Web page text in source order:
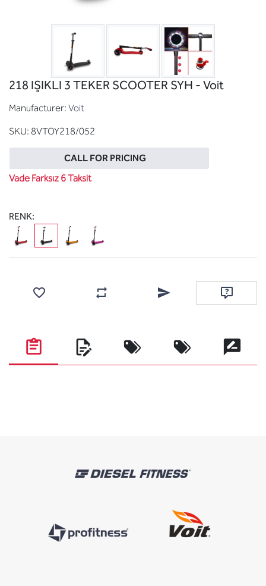
218 IŞIKLI 3 TEKER SCOOTER SYH - Voit
Manufacturer: Voit
SKU: 8VTOY218/052
CALL FOR PRICING
Vade Farksız 6 Taksit
RENK:
Add to wishlist Add to compare listEmail a friend Ask